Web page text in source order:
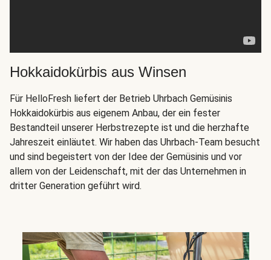
Hokkaidokürbis aus Winsen
Für HelloFresh liefert der Betrieb Uhrbach Gemüsinis
Hokkaidokürbis aus eigenem Anbau, der ein fester
Bestandteil unserer Herbstrezepte ist und die herzhafte
Jahreszeit einläutet. Wir haben das Uhrbach-Team besucht
und sind begeistert von der Idee der Gemüsinis und vor
allem von der Leidenschaft, mit der das Unternehmen in
dritter Generation geführt wird.